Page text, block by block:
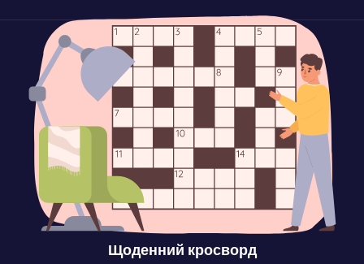
Щоденний кросворд